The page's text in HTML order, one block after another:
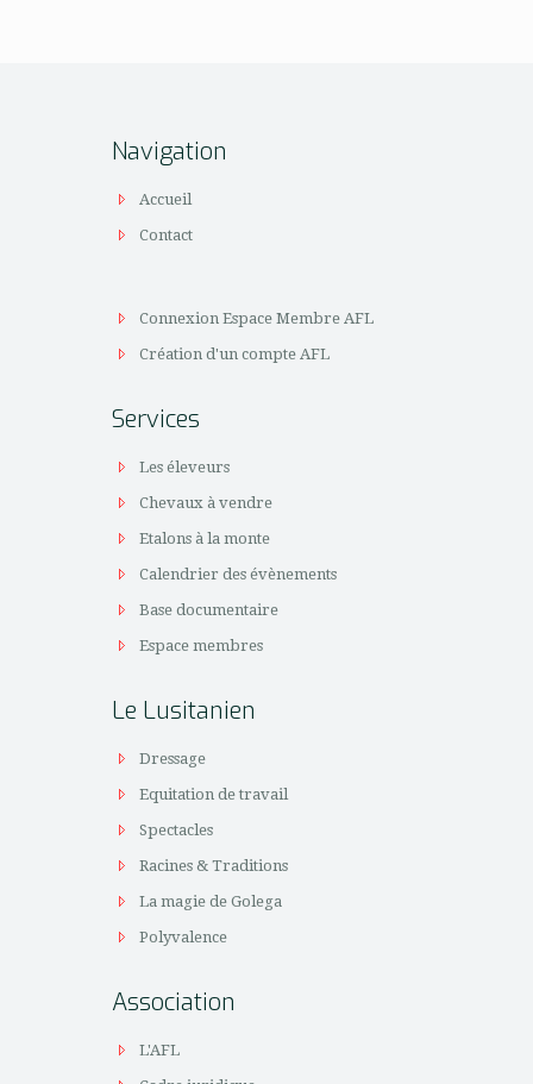
Navigation
Accueil
Contact
Connexion Espace Membre AFL
Création d'un compte AFL
Services
Les éleveurs
Chevaux à vendre
Etalons à la monte
Calendrier des évènements
Base documentaire
Espace membres
Le Lusitanien
Dressage
Equitation de travail
Spectacles
Racines & Traditions
La magie de Golega
Polyvalence
Association
L'AFL